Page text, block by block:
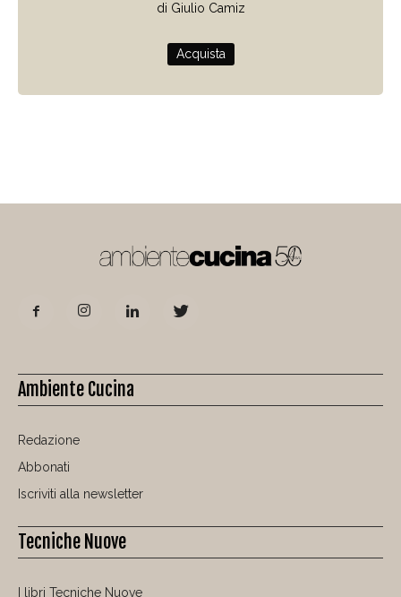
di Giulio Camiz
Acquista
Ambiente Cucina
Redazione
Abbonati
Iscriviti alla newsletter
Tecniche Nuove
I libri Tecniche Nuove